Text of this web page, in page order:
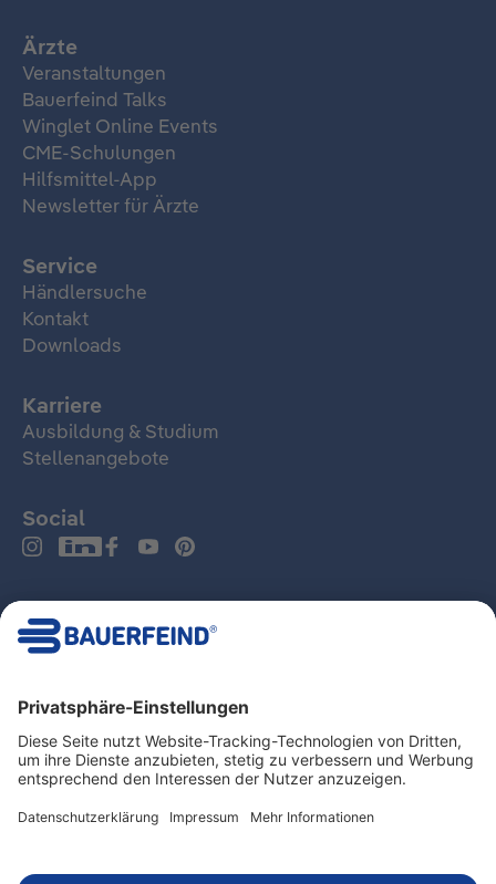
Ärzte
Veranstaltungen
Bauerfeind Talks
Winglet Online Events
CME-Schulungen
Hilfsmittel-App
Newsletter für Ärzte
Service
Händlersuche
Kontakt
Downloads
Karriere
Ausbildung & Studium
Stellenangebote
Social
Deutschland
Impressum
Datenschutz
Hinweisgeber- und Beschwerdesystem
MDR